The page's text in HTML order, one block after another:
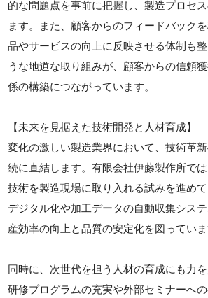
的な問題点を事前に把握し、製造プロセ
ます。また、顧客からのフィードバック
品やサービスの向上に反映させる体制も
うな地道な取り組みが、顧客からの信頼
係の構築につながっています。
【未来を見据えた技術開発と人材育成】
変化の激しい製造業界において、技術革
続に直結します。有限会社伊藤製作所で
技術を製造現場に取り入れる試みを進め
デジタル化や加工データの自動収集シス
産効率の向上と品質の安定化を図っていま
同時に、次世代を担う人材の育成にも力
研修プログラムの充実や外部セミナーへ